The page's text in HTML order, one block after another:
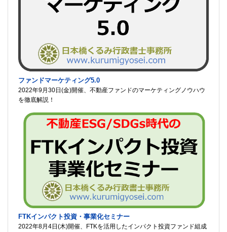
ファンドマーケティング5.0
2022年9月30日(金)開催、不動産ファンドのマーケティングノウハウ
を徹底解説！
FTKインパクト投資・事業化セミナー
2022年8月4日(木)開催、FTKを活用したインパクト投資ファンド組成